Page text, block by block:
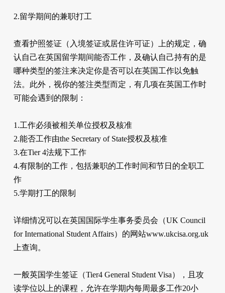
2.留学期间的兼职打工
查看护照签证（入境签证或居住许可证）上的规定，确
认自己在英国留学期间能否工作，及确认自己持有的是
哪种类型的签注来决定你是否可以在英国工作以免触
法。此外，视你的签注类型而定，有几项在英国工作时
可能会遇到的限制：
1.工作必须被相关单位授权及核准
2.能否工作由the Secretary of State授权及核准
3.在Tier 4法规下工作
4.有限制的工作，包括兼职的工作时间和节日的全职工
作
5.学期打工的限制
详细情况可以在英国国际学生事务委员会（UK Council
for International Student Affairs）的网站www.ukcisa.org.uk
上查询。
一般英国学生签证（Tier4 General Student Visa），且攻
读学位以上的课程，允许在学期内每周最多工作20小